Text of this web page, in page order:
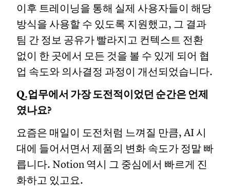
이후 트레이닝을 통해 실제 사용자들이 해당
방식을 사용할 수 있도록 지원했고, 그 결과
팀 간 정보 공유가 빨라지고 컨텍스트 전환
없이 한 곳에서 모든 것을 볼 수 있게 되어 협
업 속도와 의사결정 과정이 개선되었습니다.
Q.업무에서 가장 도전적이었던 순간은 언제
였나요?
요즘은 매일이 도전처럼 느껴질 만큼, AI 시
대에 들어서면서 제품의 변화 속도가 정말 빠
릅니다. Notion 역시 그 중심에서 빠르게 진
화하고 있고요.